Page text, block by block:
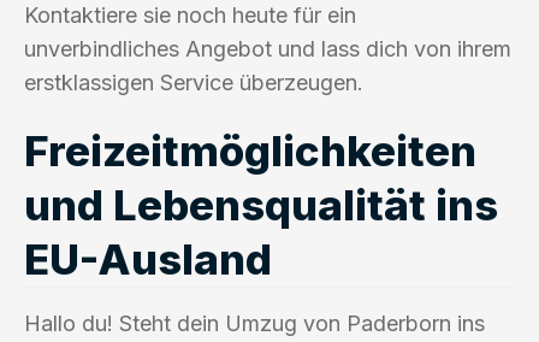
Kontaktiere sie noch heute für ein
unverbindliches Angebot und lass dich von ihrem
erstklassigen Service überzeugen.
Freizeitmöglichkeiten
und Lebensqualität ins
EU-Ausland
Hallo du! Steht dein Umzug von Paderborn ins